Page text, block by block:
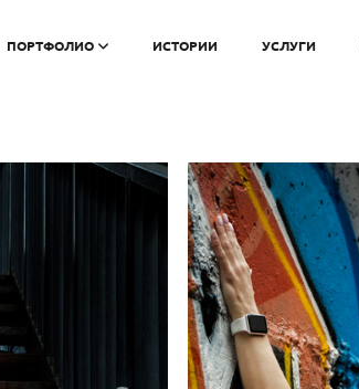
ПОРТФОЛИО ИСТОРИИ УСЛУГИ